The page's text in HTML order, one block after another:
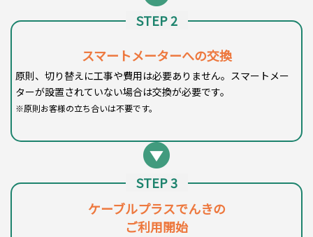
STEP 2
スマートメーターへの交換
原則、切り替えに工事や費用は必要ありません。スマートメー
ターが設置されていない場合は交換が必要です。
※原則お客様の立ち合いは不要です。
STEP 3
ケーブルプラスでんきの
ご利用開始